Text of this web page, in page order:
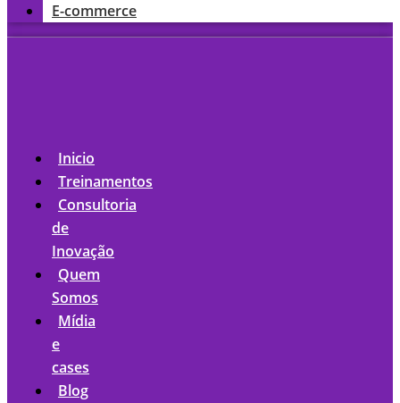
E-commerce
Inicio
Treinamentos
Consultoria
de
Inovação
Quem
Somos
Mídia
e
cases
Blog